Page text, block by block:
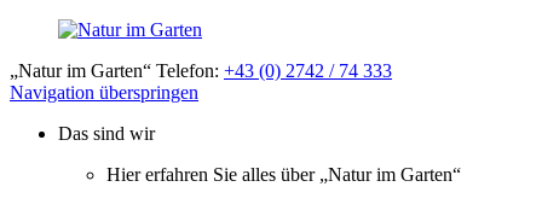
„Natur im Garten“ Telefon: +43 (0) 2742 / 74 333
Navigation überspringen
Das sind wir
Hier erfahren Sie alles über „Natur im Garten“